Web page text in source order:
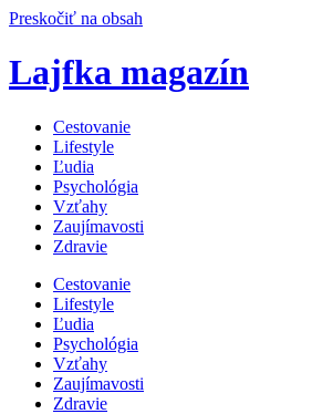
Preskočiť na obsah
Lajfka magazín
Cestovanie
Lifestyle
Ľudia
Psychológia
Vzťahy
Zaujímavosti
Zdravie
Cestovanie
Lifestyle
Ľudia
Psychológia
Vzťahy
Zaujímavosti
Zdravie